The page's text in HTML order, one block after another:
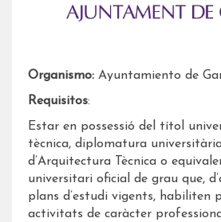
Organismo: Ayuntamiento de
Requisitos:
Estar en possessió del títol
tècnica, diplomatura
d’Arquitectura Tècnica o
universitari oficial de grau que,
plans d’estudi vigents, habiliten
activitats de caràcter